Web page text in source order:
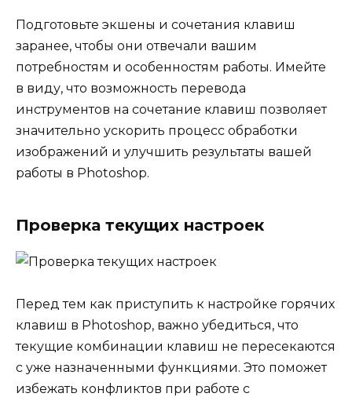
Подготовьте экшены и сочетания клавиш
заранее, чтобы они отвечали вашим
потребностям и особенностям работы. Имейте
в виду, что возможность перевода
инструментов на сочетание клавиш позволяет
значительно ускорить процесс обработки
изображений и улучшить результаты вашей
работы в Photoshop.
Проверка текущих настроек
Перед тем как приступить к настройке горячих
клавиш в Photoshop, важно убедиться, что
текущие комбинации клавиш не пересекаются
с уже назначенными функциями. Это поможет
избежать конфликтов при работе с